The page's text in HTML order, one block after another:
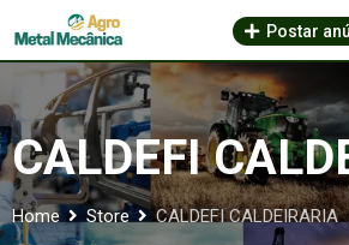
to
Postar
CALDEFI
Home Store CALDEFI CALDEIRARIA